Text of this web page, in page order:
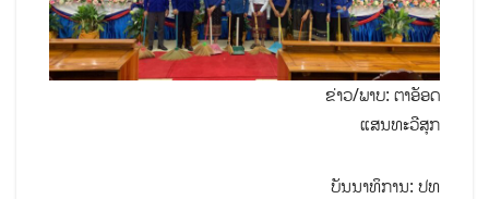
ຂ່າວ/ພາບ: ຕາອັອດ
ແສນທະວີສຸກ
ບັນນາທິການ: ປທ